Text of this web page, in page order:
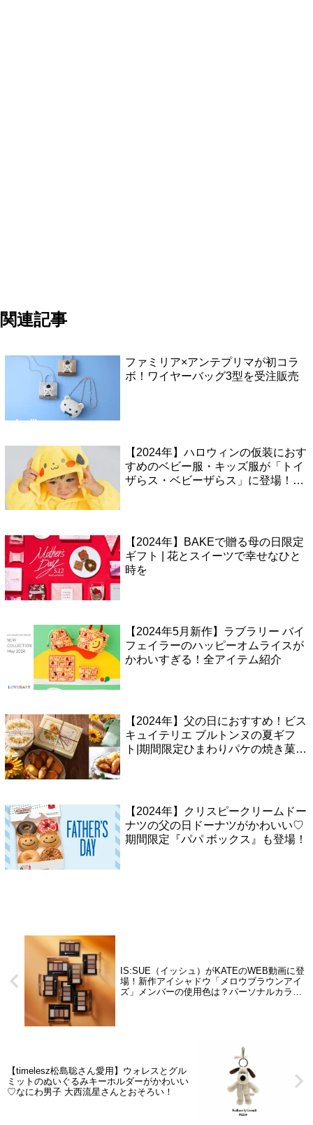
関連記事
ファミリア×アンテプリマが初コラ
ボ！ワイヤーバッグ3型を受注販売
【2024年】ハロウィンの仮装におす
すめのベビー服・キッズ服が「トイ
ザらス・ベビーザらス」に登場！デ
【2024年】BAKEで贈る母の日限定
ギフト | 花とスイーツで幸せなひと
時を
【2024年5月新作】ラブラリー バイ
フェイラーのハッピーオムライスが
かわいすぎる！全アイテム紹介
【2024年】父の日におすすめ！ビス
キュイテリエ ブルトンヌの夏ギフ
ト|期間限定ひまわりパケの焼き菓子
【2024年】クリスピークリームドー
ナツの父の日ドーナツがかわいい♡
期間限定『パパ ボックス』も登場！
IS:SUE（イッシュ）がKATEのWEB動画に登
場！新作アイシャドウ「メロウブラウンアイ
ズ」メンバーの使用色は？パーソナルカラー
【timelesz松島聡さん愛用】ウォレスとグル
ミットのぬいぐるみキーホルダーがかわいい
♡なにわ男子 大西流星さんとおそろい！